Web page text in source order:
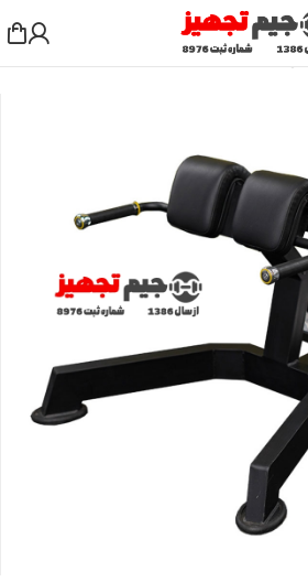
/دستگاه بدنسازی میان تنه